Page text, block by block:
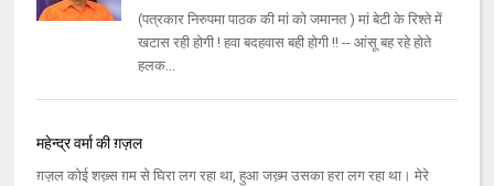
(पत्रकार निरुपमा पाठक की मां को जमानत ) मां बेटी के रिश्ते में
खटास रही होगी ! हवा बदहवास बही होगी !! -- आंसू बह रहे होते
हलक...
महेन्द्र वर्मा की ग़ज़ल
ग़ज़ल कोई शख्‍़स ग़म से घिरा लग रहा था, हुआ जख्‍़म उसका हरा लग रहा था। मेरे